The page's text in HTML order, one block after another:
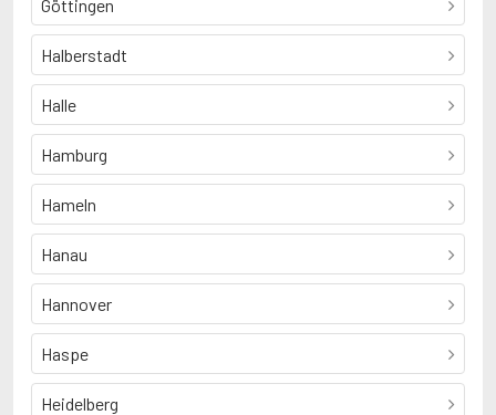
Göttingen
Halberstadt
Halle
Hamburg
Hameln
Hanau
Hannover
Haspe
Heidelberg